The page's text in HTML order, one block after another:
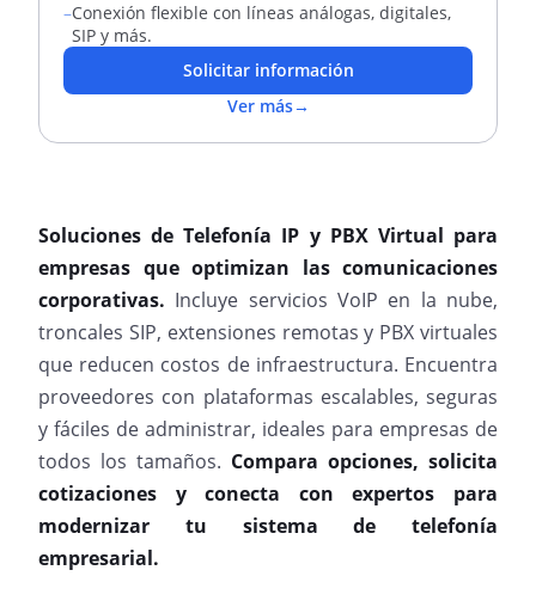
–Conexión flexible con líneas análogas, digitales,
SIP y más.
Solicitar información
Ver más→
Soluciones de Telefonía IP y PBX Virtual para
empresas que optimizan las comunicaciones
corporativas. Incluye servicios VoIP en la nube,
troncales SIP, extensiones remotas y PBX virtuales
que reducen costos de infraestructura. Encuentra
proveedores con plataformas escalables, seguras
y fáciles de administrar, ideales para empresas de
todos los tamaños. Compara opciones, solicita
cotizaciones y conecta con expertos para
modernizar tu sistema de telefonía
empresarial.